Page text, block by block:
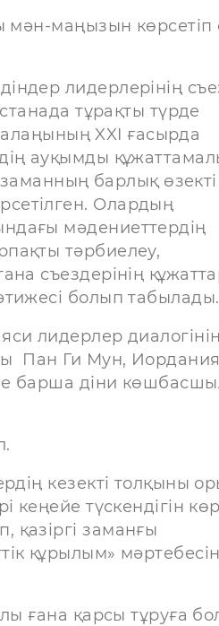
мән-маңызын көрсетіп
лидерлерінің
тұрақты түрде
алаңының XXI ғасырда
ауқымды
заманның барлық өзекті
Олардың
мәдениеттердің
тәрбиелеу,
съездерінің
болып табылады.
лидерлер
Пан Ги Мун, Иордания
барша діни
кезекті толқыны
кеңейе түскендігін
заманғы
құрылым»
ғана қарсы тұруға